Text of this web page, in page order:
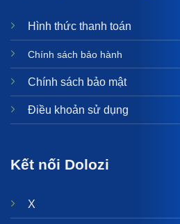
Hình thức thanh toán
Chính sách bảo hành
Chính sách bảo mật
Điều khoản sử dụng
Kết nối Dolozi
X